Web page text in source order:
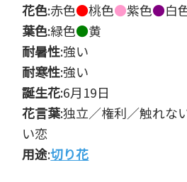
花色:赤色●桃色●紫色●白
葉色:緑色●黄
耐暑性:強い
耐寒性:強い
誕生花:6月19日
花言葉:独立／権利／触れな
い恋
用途:切り花